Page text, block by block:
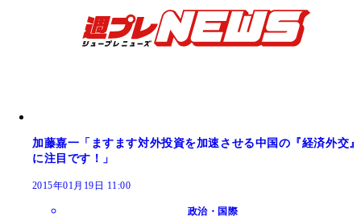
加藤嘉一「ますます対外投資を加速させる中国の『経済外交』
に注目です！」
2015年01月19日 11:00
政治・国際